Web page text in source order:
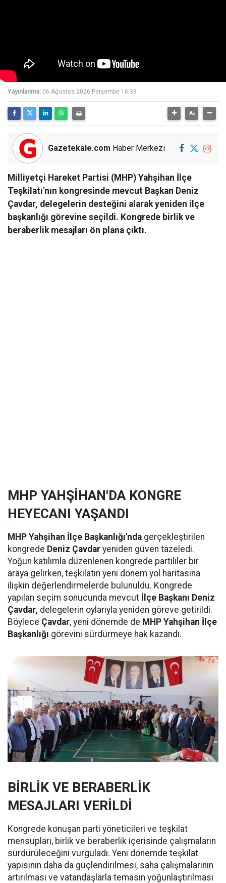
Yayınlanma: 06 Ağustos 2026 Perşembe 16:39
Gazetekale.com Haber Merkezi
Milliyetçi Hareket Partisi (MHP) Yahşihan İlçe
Teşkilatı'nın kongresinde mevcut Başkan Deniz
Çavdar, delegelerin desteğini alarak yeniden ilçe
başkanlığı görevine seçildi. Kongrede birlik ve
beraberlik mesajları ön plana çıktı.
MHP YAHŞİHAN'DA KONGRE
HEYECANI YAŞANDI
MHP Yahşihan İlçe Başkanlığı'nda gerçekleştirilen
kongrede Deniz Çavdar yeniden güven tazeledi.
Yoğun katılımla düzenlenen kongrede partililer bir
araya gelirken, teşkilatın yeni dönem yol haritasına
ilişkin değerlendirmelerde bulunuldu. Kongrede
yapılan seçim sonucunda mevcut İlçe Başkanı Deniz
Çavdar, delegelerin oylarıyla yeniden göreve getirildi.
Böylece Çavdar, yeni dönemde de MHP Yahşihan İlçe
Başkanlığı görevini sürdürmeye hak kazandı.
BİRLİK VE BERABERLİK
MESAJLARI VERİLDİ
Kongrede konuşan parti yöneticileri ve teşkilat
mensupları, birlik ve beraberlik içerisinde çalışmaların
sürdürüleceğini vurguladı. Yeni dönemde teşkilat
yapısının daha da güçlendirilmesi, saha çalışmalarının
artırılması ve vatandaşlarla temasın yoğunlaştırılması